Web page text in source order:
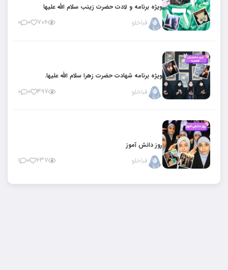
ویژه برنامه و لادت حضرت زینب سلام الله علیها
قباخلو
۷۰۶ ۰ ۰
ویژه برنامه شهادت حضرت زهرا سلام الله علیها.
قباخلو
۴۹۷ ۰ ۰
روز دانش آموز
قباخلو
۶۳۷ ۰ ۱